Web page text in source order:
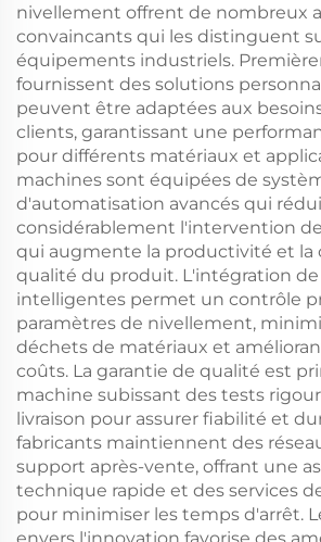
nivellement offrent de nombreux
convaincants qui les distinguent
équipements industriels.
fournissent des solutions
peuvent être adaptées aux
clients, garantissant une
pour différents matériaux et
machines sont équipées de
d'automatisation avancés qui
considérablement l'intervention
qui augmente la productivité et la
qualité du produit. L'intégration
intelligentes permet un contrôle
paramètres de nivellement,
déchets de matériaux et
coûts. La garantie de qualité est
machine subissant des tests
livraison pour assurer fiabilité et
fabricants maintiennent des
support après-vente, offrant une
technique rapide et des services
pour minimiser les temps d'arrêt.